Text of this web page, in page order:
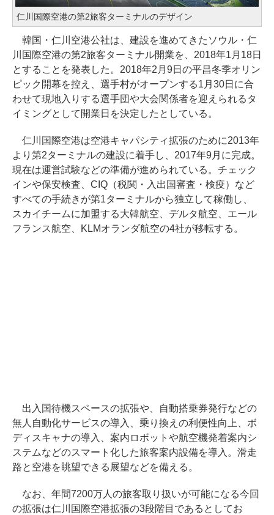
仁川国際空港の第2旅客ターミナルのデザイン
韓国・仁川空港公社は、建設を進めてきたソウル・仁
川国際空港の第2旅客ターミナル開業を、2018年1月18日
とすることを発表した。2018年2月9日の平昌冬季オリン
ピック開幕を控え、選手村がオープンする1月30日に合
わせて現地入りする選手団や大会関係者を迎えられるタ
イミングとして開業日を決定したとしている。
仁川国際空港は空港キャパシティ拡張のために2013年
より第2ターミナルの建設に着手し、2017年9月に完成。
現在は運営試験などの準備が進められている。チェック
インや保安検査、CIQ（税関・入出国審査・検疫）など
すべての手続きが第1ターミナルから独立して稼働し、
スカイチームに加盟する大韓航空、デルタ航空、エール
フランス航空、KLMオランダ航空の4社が移転する。
出入国待機スペースの拡張や、自動搭乗券発行などの
無人自動化サービスの導入、乗り換えの利便性向上、ボ
ディスキャナの導入、案内ロボットや航空機発着案内シ
ステムなどのスマート化した旅客案内設備を導入。滑走
路と空港を眺望できる展望などを備える。
なお、年間7200万人の旅客取り扱いが可能になる今回
の拡張は仁川国際空港拡張の3段階目であるとしてお